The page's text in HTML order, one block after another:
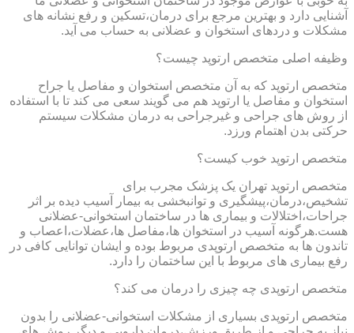
آشنایی دارد و بهترین مرجع برای درمان،تسکین و رفع نشانه های
مشکلات و دردهای استخوان و عضلانی به حساب می آید.
وظیفه اصلی متخصص ارتوپد چیست؟
متخصص ارتوپد که به آن متخصص استخوان و مفاصل یا جراح
استخوان و مفاصل یا ارتوپد هم می گویند سعی می کند تا با استفاده
از روش های جراحی و غیرجراحی به درمان مشکلات سیستم
حرکتی بدن اهتمام ورزد.
متخصص ارتوپد خوب کیست؟
متخصص ارتوپد تهران یک پزشک مجرب برای
تشخیص،درمان،پیشگیری و توانبخشی به بیمار آسیب دیده بر اثر
جراحات،اختلالات و بیماری ها در ساختمان استخوانی-عضلانی
هست.هرگونه آسیب در استخوان ها،مفاصل ها،عضلات،اعصاب و
تاندون ها به متخصص ارتوپدی مربوط بوده و ایشان توانایی کافی در
رفع بیماری های مربوط با این ساختمان را دارد.
متخصص ارتوپدی چه چیزی را درمان می کند؟
متخصص ارتوپدی بسیاری از مشکلات استخوانی-عضلانی را بدون